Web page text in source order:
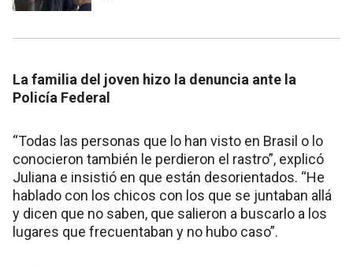
La familia del joven hizo la denuncia ante la
Policía Federal
“Todas las personas que lo han visto en Brasil o lo
conocieron también le perdieron el rastro”, explicó
Juliana e insistió en que están desorientados. “He
hablado con los chicos con los que se juntaban allá
y dicen que no saben, que salieron a buscarlo a los
lugares que frecuentaban y no hubo caso”.